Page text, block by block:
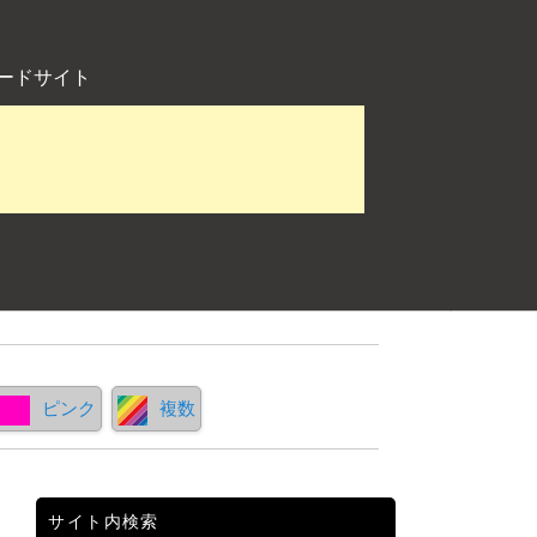
ドサイト
ピンク 複数
サイト内検索